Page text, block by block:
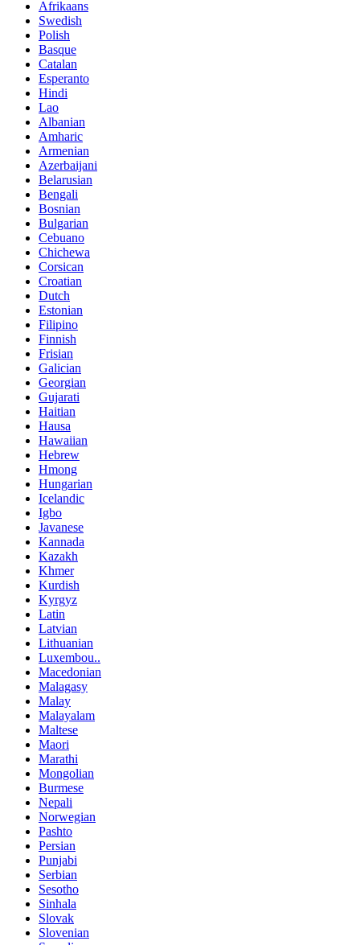
Afrikaans
Swedish
Polish
Basque
Catalan
Esperanto
Hindi
Lao
Albanian
Amharic
Armenian
Azerbaijani
Belarusian
Bengali
Bosnian
Bulgarian
Cebuano
Chichewa
Corsican
Croatian
Dutch
Estonian
Filipino
Finnish
Frisian
Galician
Georgian
Gujarati
Haitian
Hausa
Hawaiian
Hebrew
Hmong
Hungarian
Icelandic
Igbo
Javanese
Kannada
Kazakh
Khmer
Kurdish
Kyrgyz
Latin
Latvian
Lithuanian
Luxembou..
Macedonian
Malagasy
Malay
Malayalam
Maltese
Maori
Marathi
Mongolian
Burmese
Nepali
Norwegian
Pashto
Persian
Punjabi
Serbian
Sesotho
Sinhala
Slovak
Slovenian